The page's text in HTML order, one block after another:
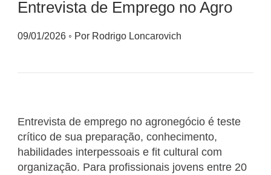
Entrevista de Emprego no Agro
09/01/2026 ◦ Por Rodrigo Loncarovich
Entrevista de emprego no agronegócio é teste
crítico de sua preparação, conhecimento,
habilidades interpessoais e fit cultural com
organização. Para profissionais jovens entre 20